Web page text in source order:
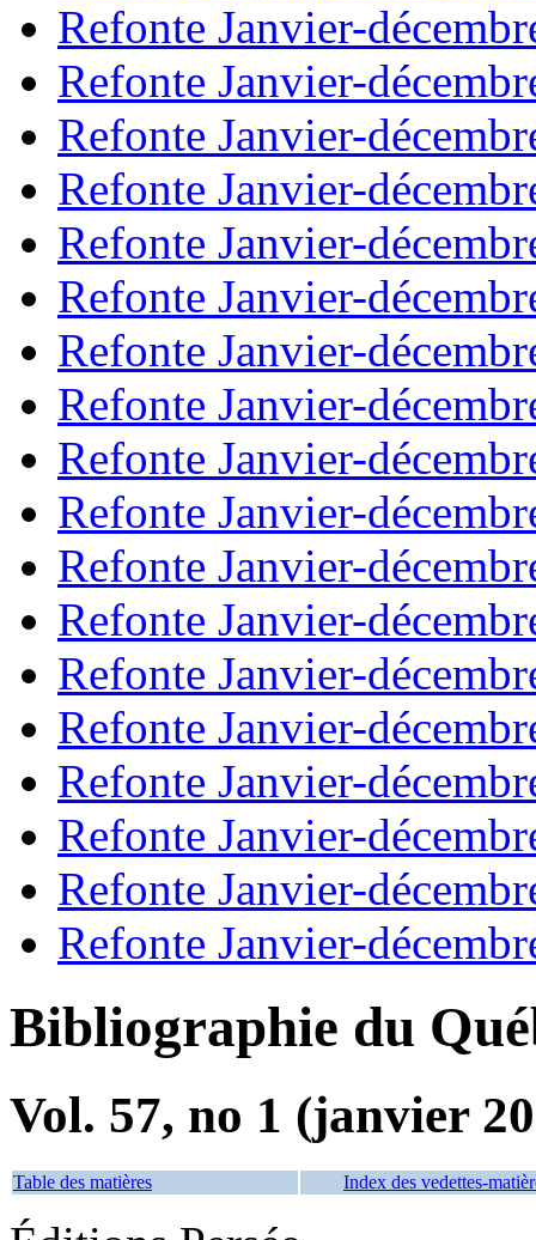
Refonte Janvier-
Refonte Janvier-
Refonte Janvier-
Refonte Janvier-
Refonte Janvier-
Refonte Janvier-
Refonte Janvier-
Refonte Janvier-
Refonte Janvier-
Refonte Janvier-
Refonte Janvier-
Refonte Janvier-
Refonte Janvier-
Refonte Janvier-
Refonte Janvier-
Refonte Janvier-
Refonte Janvier-
Refonte Janvier-
Bibliographie du
Vol. 57, no 1 (janvier
Table des matières Index des vedettes-